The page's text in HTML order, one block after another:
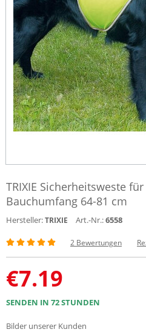
TRIXIE Sicherheitsweste
Bauchumfang 64-81 cm
Hersteller:TRIXIE Art.-Nr.:6558
2 Bewertungen
€7.19
SENDEN IN 72 STUNDEN
Bilder unserer Kunden